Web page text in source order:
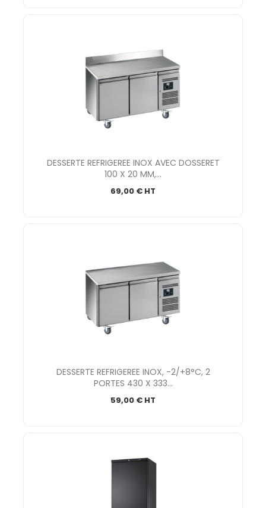
DESSERTE REFRIGEREE INOX AVEC DOSSERET
100 X 20 MM,...
69,00 € HT
DESSERTE REFRIGEREE INOX, -2/+8°C, 2
PORTES 430 X 333...
59,00 € HT